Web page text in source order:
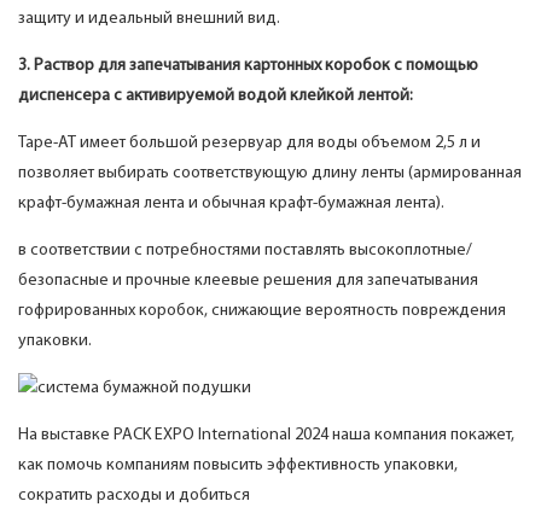
защиту и идеальный внешний вид.
3. Раствор для запечатывания картонных коробок с помощью
диспенсера с активируемой водой клейкой лентой:
Tape-AT имеет большой резервуар для воды объемом 2,5 л и
позволяет выбирать соответствующую длину ленты (армированная
крафт-бумажная лента и обычная крафт-бумажная лента).
в соответствии с потребностями поставлять высокоплотные/
безопасные и прочные клеевые решения для запечатывания
гофрированных коробок, снижающие вероятность повреждения
упаковки.
На выставке PACK EXPO International 2024 наша компания покажет,
как помочь компаниям повысить эффективность упаковки,
сократить расходы и добиться